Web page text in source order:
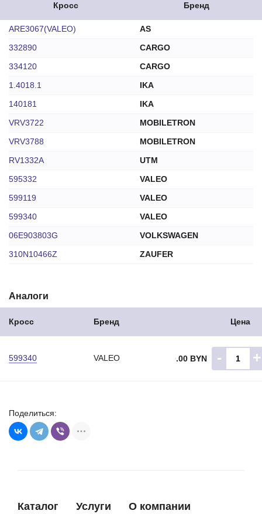
Кросс Бренд
ARE3067(VALEO)
AS
332890
CARGO
334120
CARGO
1.4018.1
IKA
140181
IKA
VRV3722
MOBILETRON
VRV3788
MOBILETRON
RV1332A
UTM
595332
VALEO
599119
VALEO
599340
VALEO
06E903803G
VOLKSWAGEN
310N10466Z
ZAUFER
Аналоги
Кросс Бренд Цена
599340 VALEO 180.00 BYN - +
Поделиться:
Каталог Услуги О компании